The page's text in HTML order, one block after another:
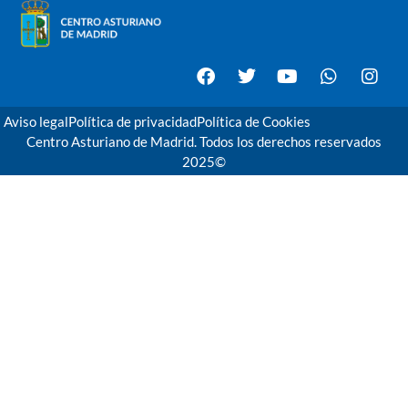
Aviso legalPolítica de privacidadPolítica de Cookies
Centro Asturiano de Madrid. Todos los derechos reservados
2025©